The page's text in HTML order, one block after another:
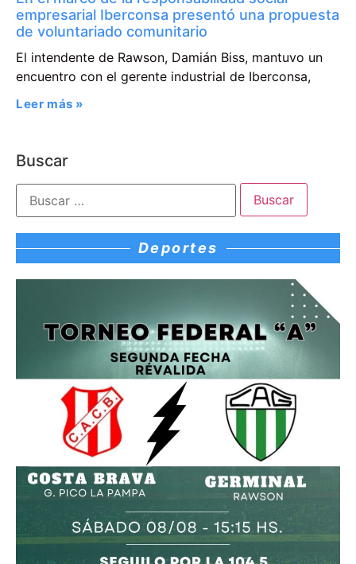
empresarial Iberconsa presentó una propuesta
de voluntariado comunitario
El intendente de Rawson, Damián Biss, mantuvo un
encuentro con el gerente industrial de Iberconsa,
Leer más »
Buscar
Deportes